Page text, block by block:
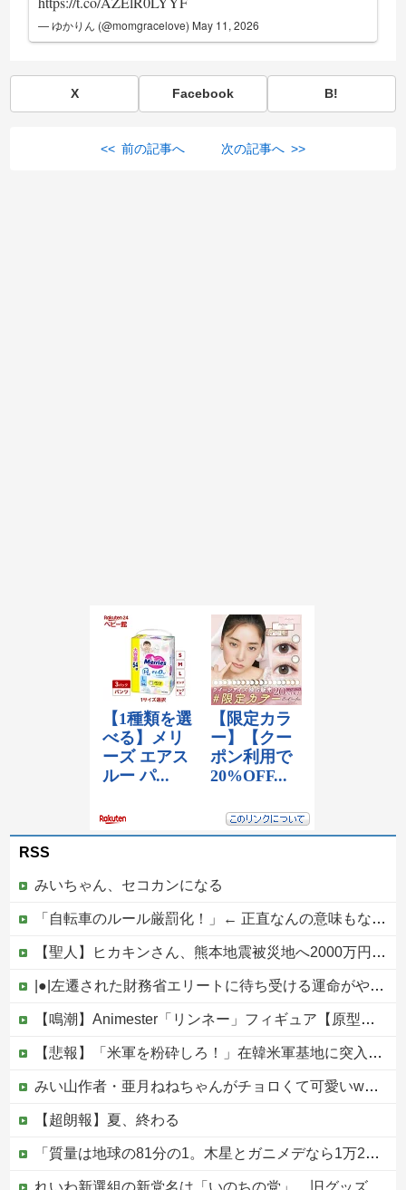
— ゆかりん (@momgracelove) May 11, 2026
X Facebook B!
<< 前の記事へ 次の記事へ >>
RSS
みいちゃん、セコカンになる
「自転車のルール厳罰化！」← 正直なんの意味もなかった件ｗｗｗｗｗｗｗｗ
【聖人】ヒカキンさん、熊本地震被災地へ2000万円の寄付！
|●|左遷された財務省エリートに待ち受ける運命がやばすぎる！と話題に、経歴自体はとんでもないものだが……
【鳴潮】Animester「リンネー」フィギュア【原型公開】
【悲報】「米軍を粉砕しろ！」在韓米軍基地に突入した韓国学生、即逮捕
みい山作者・亜月ねねちゃんがチョロくて可愛いwwwwwww （※画像あり）他
【超朗報】夏、終わる
「質量は地球の81分の1。木星とガニメデなら1万2800分の1」月がどれだけ規格外なのか、数字で並べてみると…